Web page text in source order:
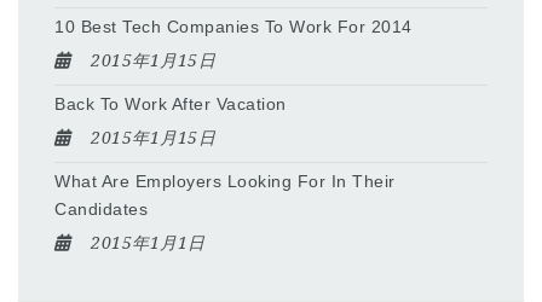
10 Best Tech Companies To Work For 2014
2015年1月15日
Back To Work After Vacation
2015年1月15日
What Are Employers Looking For In Their
Candidates
2015年1月1日